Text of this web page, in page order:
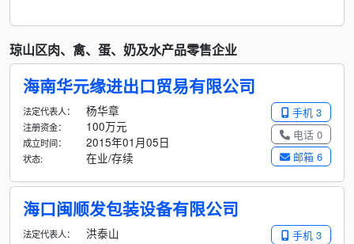
琼山区肉、禽、蛋、奶及水产品零售企业
海南华元缘进出口贸易有限公司
手机 3
电话 0
邮箱 6
法定代表人： 杨华章
注册资金： 100万元
成立时间： 2015年01月05日
状态: 在业/存续
海口闽顺发包装设备有限公司
手机 3
法定代表人： 洪泰山